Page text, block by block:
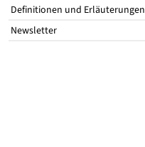
Definitionen und Erläuterungen
Newsletter